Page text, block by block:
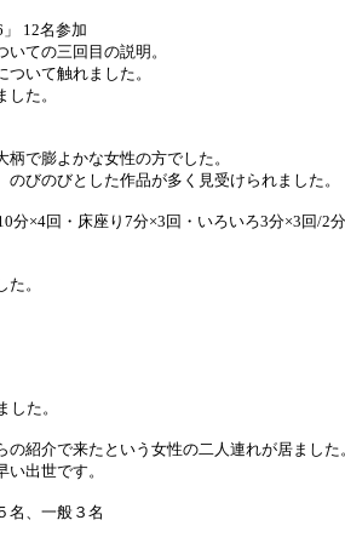
12名参加
ての三回目の説明。
いて触れました。
た。
で膨よかな女性の方でした。
びのびとした作品が多く見受けられました。
分×4回・床座り7分×3回・いろいろ3分×3回/2
。
した。
紹介で来たという女性の二人連れが居ました
出世です。
名、一般３名